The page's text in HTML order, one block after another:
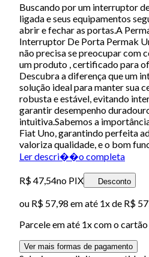
Buscando por um interruptor
ligada e seus equipamentos
abrir e fechar as portas.A
Interruptor De Porta Permak
não precisa se preocupar com
um produto , certificado para
Descubra a diferença que um
solução ideal para manter sua
robusta e estável, evitando
garantir desempenho
intuitiva.Sabemos a
Fiat Uno, garantindo perfeita
valoriza qualidade, e o bom
Ler descri��o completa
R$ 47,54no PIX Desconto
ou R$ 57,98 em até 1x de R$
Parcele em até 1x com o cartão
Ver mais formas de pagamento